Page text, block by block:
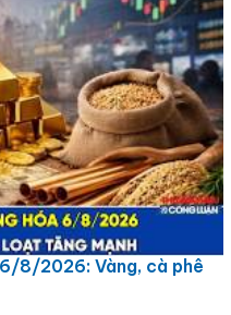
8/2026: Vàng, cà phê